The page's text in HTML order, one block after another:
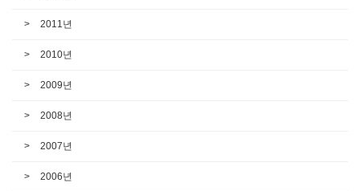
2011년
2010년
2009년
2008년
2007년
2006년